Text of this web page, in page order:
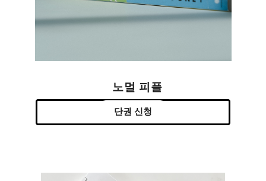
노멀 피플
단권 신청